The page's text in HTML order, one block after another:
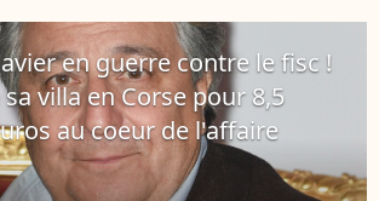
en guerre contre le fisc !
villa en Corse pour 8,5
au coeur de l'affaire